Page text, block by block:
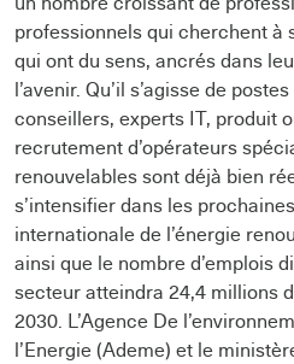
professionnels qui cherchent à
qui ont du sens, ancrés dans
l’avenir. Qu’il s’agisse de
conseillers, experts IT, produit
recrutement d’opérateurs
renouvelables sont déjà bien
s’intensifier dans les
internationale de l’énergie
ainsi que le nombre d’emplois
secteur atteindra 24,4 millions
2030. L’Agence De
l’Energie (Ademe) et le